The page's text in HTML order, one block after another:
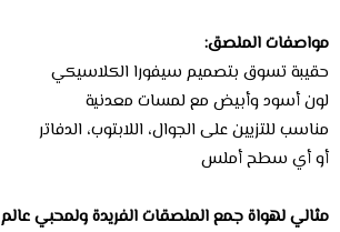
مواصفات الملصق:
حقيبة تسوق بتصميم سيفورا الكلاسيكي
لون أسود وأبيض مع لمسات معدنية
مناسب للتزيين على الجوال، اللابتوب، الدفاتر
أو أي سطح أملس
مثالي لهواة جمع الملصقات الفريدة ولمحبي عالم